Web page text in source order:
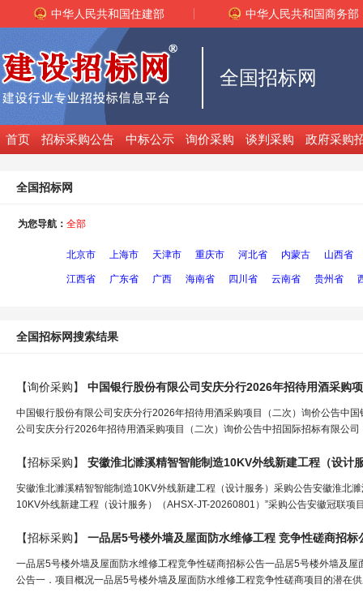
中华人民共和国住建部 中华人民共和国商务部
全国招标网
首页 招标采购公告 中标公示 询价采购 谈判采购 政府采购
全国招标网
为您导航： 全部
北京市 上海市 天津市 重庆市 河北省 内蒙古 山西省
江西省 广东省 广西 海南省 四川省 云南省 贵州省
全国招标网搜索结果
【询价采购】 中国银行股份有限公司安庆分行2026年招待用酒采购
中国银行股份有限公司安庆分行2026年招待用酒采购项目（二次）询价公告中
公司安庆分行2026年招待用酒采购项目（二次）询价公告中招国际招标有限公
【招标采购】 安徽淮北濉溪精智智能制造10KV外线新建工程（设计
安徽淮北濉溪精智智能制造10KV外线新建工程（设计服务）采购公告安徽淮北
10KV外线新建工程（设计服务）（AHSX-JT-20260801）”采购公告安徽冠联项
【招标采购】 一品居5号楼外墙及屋面防水维修工程 竞争性磋商招标
一品居5号楼外墙及屋面防水维修工程竞争性磋商招标公告一品居5号楼外墙及
公告一．项目概况一品居5号楼外墙及屋面防水维修工程竞争性磋商项目的潜在